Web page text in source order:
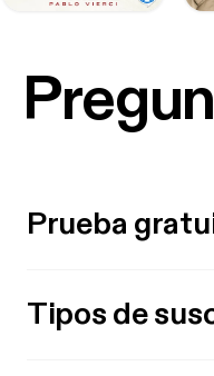
Prueba
Tipos de